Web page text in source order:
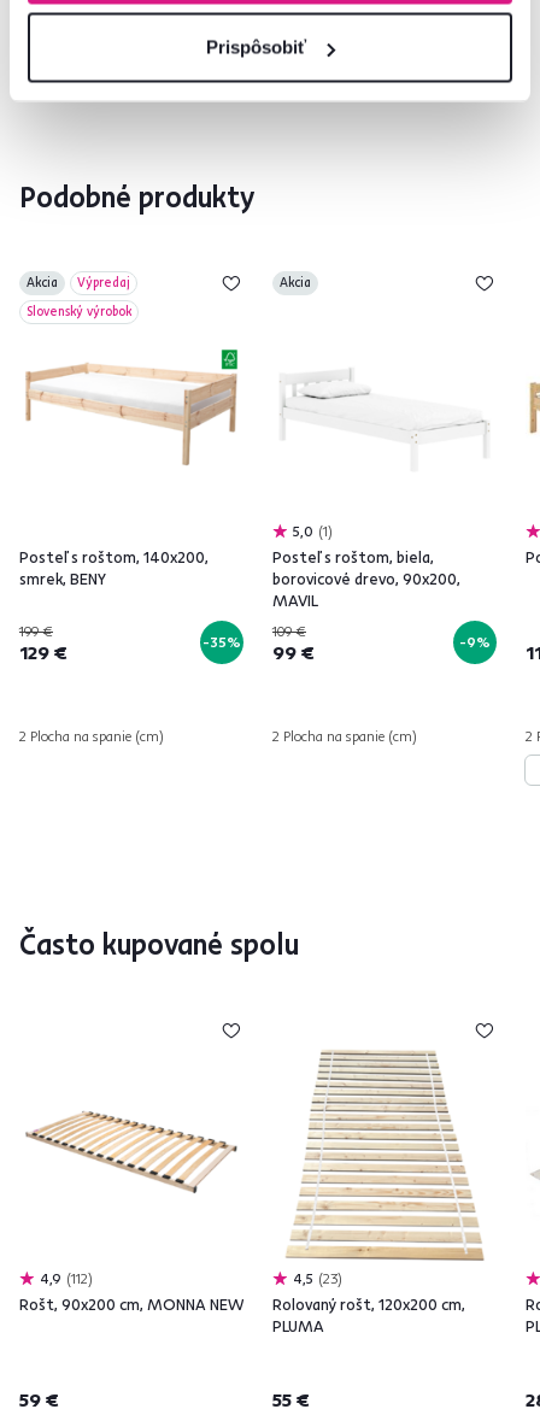
Prispôsobiť
02/ 40 100 100 Spustiť chat
Podobné produkty
Akcia
Výpredaj
Slovenský výrobok
Posteľ s roštom, 140x200,
smrek, BENY
199 €
129 € -35%
2 Plocha na spanie (cm)
Akcia
5,0 1
Posteľ s roštom, biela,
borovicové drevo, 90x200,
MAVIL
109 €
99 € -9%
2 Plocha na spanie (cm) 2
Často kupované spolu
4,9 112
Rošt, 90x200 cm, MONNA NEW
59 €
4,5 23
Rolovaný rošt, 120x200 cm,
PLUMA
55 €